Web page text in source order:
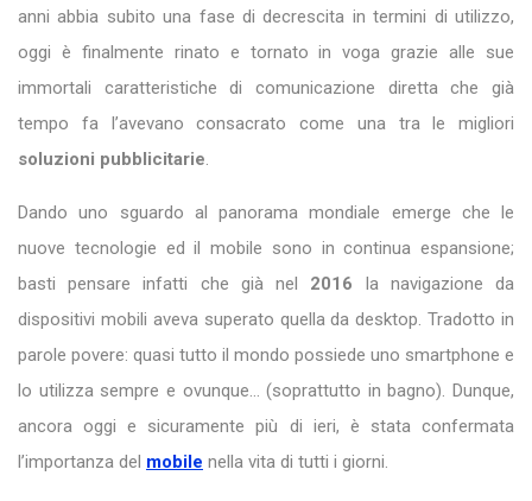
anni abbia subito una fase di decrescita in termini di utilizzo,
oggi è finalmente rinato e tornato in voga grazie alle sue
immortali caratteristiche di comunicazione diretta che già
tempo fa l’avevano consacrato come una tra le migliori
soluzioni pubblicitarie.
Dando uno sguardo al panorama mondiale emerge che le
nuove tecnologie ed il mobile sono in continua espansione;
basti pensare infatti che già nel 2016 la navigazione da
dispositivi mobili aveva superato quella da desktop. Tradotto in
parole povere: quasi tutto il mondo possiede uno smartphone e
lo utilizza sempre e ovunque… (soprattutto in bagno). Dunque,
ancora oggi e sicuramente più di ieri, è stata confermata
l’importanza del mobile nella vita di tutti i giorni.